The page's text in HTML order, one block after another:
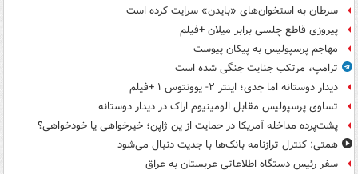
سرطان به استخوان‌های «بایدن» سرایت کرده است
پیروزی قاطع چلسی برابر میلان +فیلم
مهاجم پرسپولیس به پیکان پیوست
ترامپ، مرتکب جنایت جنگی شده است
دیدار دوستانه اما جدی؛ اینتر ۲- یوونتوس ۱ +فیلم
تساوی پرسپولیس مقابل الومینیوم اراک در دیدار دوستانه
پشت‌پرده مداخله آمریکا در حمایت از یِن ژاپن؛ خیرخواهی یا خودخواهی؟
همتی: کنترل ترازنامه بانک‌ها با جدیت دنبال می‌شود
سفر رئیس دستگاه اطلاعاتی عربستان به عراق